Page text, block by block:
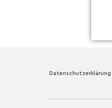
Datenschutzerklärung